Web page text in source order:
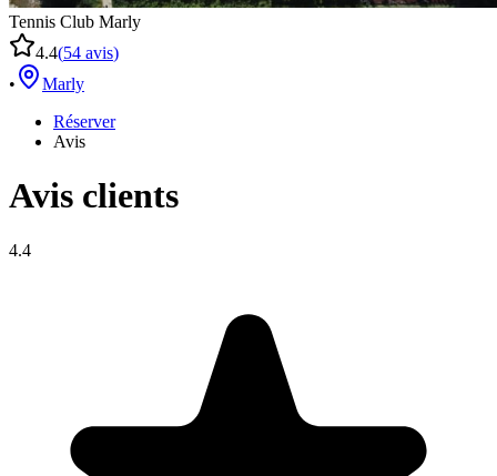
Tennis Club Marly
4.4(54 avis)
•
Marly
Réserver
Avis
Avis clients
4.4